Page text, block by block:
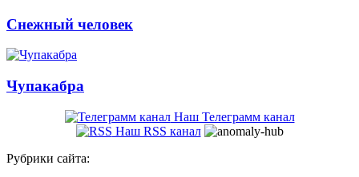
Снежный человек
Чупакабра
Наш Телеграмм канал
Наш RSS канал
Рубрики сайта: